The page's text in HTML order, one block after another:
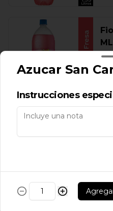
Azucar San
Instrucciones